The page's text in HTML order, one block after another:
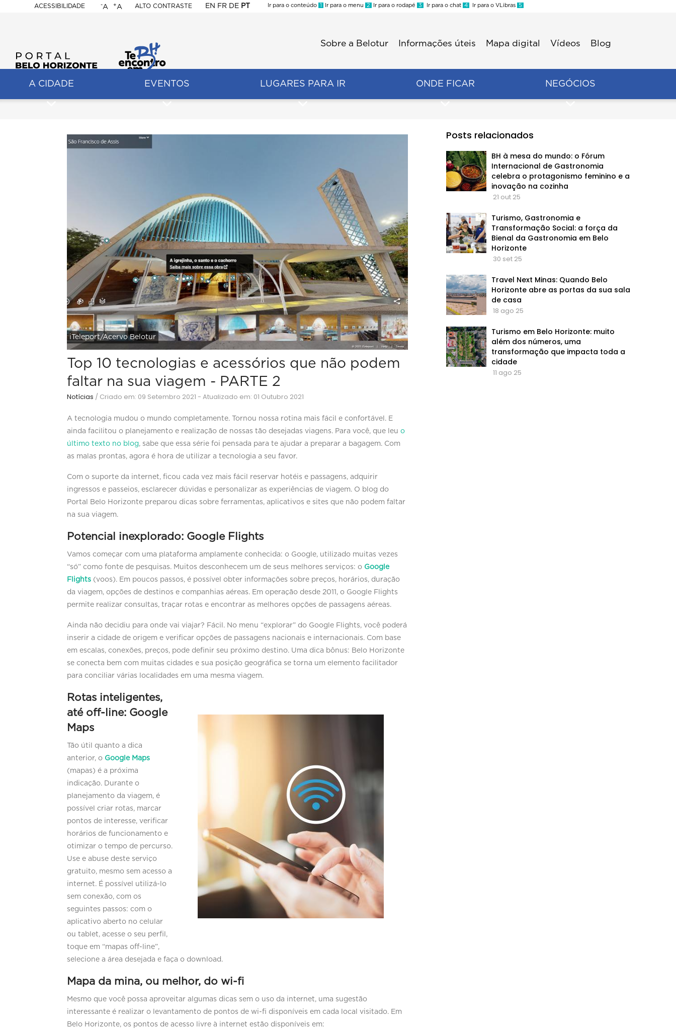
ACESSIBILIDADE
BELO
HORIZONTE
-A +A ALTO CONTRASTE EN FR DE PT
Ir para o conteúdo 1 Ir para o menu 2 Ir para o rodapé 3 Ir para o chat 4 Ir para o VLibras 5
Sobre a Belotur Informações úteis Mapa digital Vídeos Blog
A CIDADE EVENTOS LUGARES PARA IR ONDE FICAR NEGÓCIOS
iTeleport/Acervo Belotur
Top 10 tecnologias e acessórios que não podem
faltar na sua viagem - PARTE 2
Notícias / Criado em: 09 Setembro 2021 - Atualizado em: 01 Outubro 2021
A tecnologia mudou o mundo completamente. Tornou nossa rotina mais fácil e confortável. E
ainda facilitou o planejamento e realização de nossas tão desejadas viagens. Para você, que leuo
último texto no blog, sabe que essa série foi pensada para te ajudar a preparar a bagagem. Com
as malas prontas, agora é hora de utilizar a tecnologia a seu favor.
Com o suporte da internet, ficou cada vez mais fácil reservar hotéis e passagens, adquirir
ingressos e passeios, esclarecer dúvidas e personalizar as experiências de viagem. O blog do
Portal Belo Horizonte preparou dicas sobre ferramentas, aplicativos e sites que não podem faltar
na sua viagem.
Potencial inexplorado: Google Flights
Vamos começar com uma plataforma amplamente conhecida: o Google, utilizado muitas vezes
“só” como fonte de pesquisas. Muitos desconhecem um de seus melhores serviços: o Google
Flights (voos). Em poucos passos, é possível obter informações sobre preços, horários, duração
da viagem, opções de destinos e companhias aéreas. Em operação desde 2011, o Google Flights
permite realizar consultas, traçar rotas e encontrar as melhores opções de passagens aéreas.
Ainda não decidiu para onde vai viajar? Fácil. No menu “explorar” do Google Flights, você poderá
inserir a cidade de origem e verificar opções de passagens nacionais e internacionais. Com base
em escalas, conexões, preços, pode definir seu próximo destino. Uma dica bônus: Belo Horizonte
se conecta bem com muitas cidades e sua posição geográfica se torna um elemento facilitador
para conciliar várias localidades em uma mesma viagem.
Rotas inteligentes,
até off-line: Google
Maps
Tão útil quanto a dica
anterior, o Google Maps
(mapas) é a próxima
indicação. Durante o
planejamento da viagem, é
possível criar rotas, marcar
pontos de interesse, verificar
horários de funcionamento e
otimizar o tempo de percurso.
Use e abuse deste serviço
gratuito, mesmo sem acesso a
internet. É possível utilizá-lo
sem conexão, com os
seguintes passos: com o
aplicativo aberto no celular
ou tablet, acesse o seu perfil,
toque em “mapas off-line”,
selecione a área desejada e faça o download.
Mapa da mina, ou melhor, do wi-fi
Mesmo que você possa aproveitar algumas dicas sem o uso da internet, uma sugestão
interessante é realizar o levantamento de pontos de wi-fi disponíveis em cada local visitado. Em
Belo Horizonte, os pontos de acesso livre à internet estão disponíveis em:
Posts relacionados
BH à mesa do mundo: o Fórum
Internacional de Gastronomia
celebra o protagonismo feminino e a
inovação na cozinha
21 out 25
Turismo, Gastronomia e
Transformação Social: a força da
Bienal da Gastronomia em Belo
Horizonte
30 set 25
Travel Next Minas: Quando Belo
Horizonte abre as portas da sua sala
de casa
18 ago 25
Turismo em Belo Horizonte: muito
além dos números, uma
transformação que impacta toda a
cidade
11 ago 25